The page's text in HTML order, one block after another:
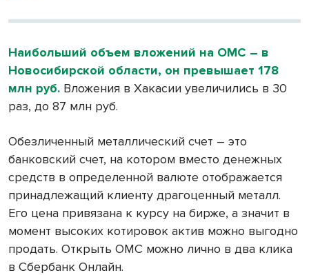
Наибольший объем вложений на ОМС – в
Новосибирской области, он превышает 178
млн руб. Вложения в Хакасии увеличились в 30
раз, до 87 млн руб.
Обезличенный металлический счет – это
банковский счет, на котором вместо денежных
средств в определенной валюте отображается
принадлежащий клиенту драгоценный металл.
Его цена привязана к курсу на бирже, а значит в
момент высоких котировок актив можно выгодно
продать. Открыть ОМС можно лично в два клика
в Сбербанк Онлайн.